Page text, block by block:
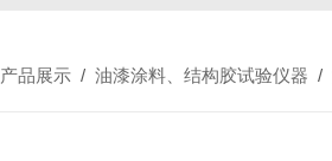
产品展示 /油漆涂料、结构胶试验仪器 /